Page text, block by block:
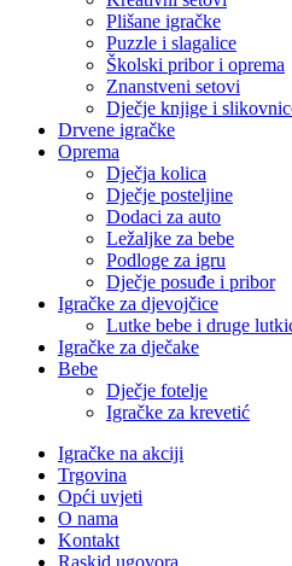
Plišane igračke
Puzzle i slagalice
Školski pribor i oprema
Znanstveni setovi
Dječje knjige i
Drvene igračke
Oprema
Dječja kolica
Dječje posteljine
Dodaci za auto
Ležaljke za bebe
Podloge za igru
Dječje posuđe i pribor
Igračke za djevojčice
Lutke bebe i druge
Igračke za dječake
Bebe
Dječje fotelje
Igračke za krevetić
Igračke na akciji
Trgovina
Opći uvjeti
O nama
Kontakt
Raskid ugovora